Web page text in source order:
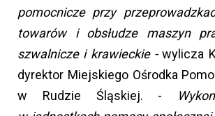
pomocnicze przy
towarów i obsłudze maszyn
szwalnicze i krawieckie -wylicza
dyrektor Miejskiego Ośrodka
w Rudzie Śląskiej. -